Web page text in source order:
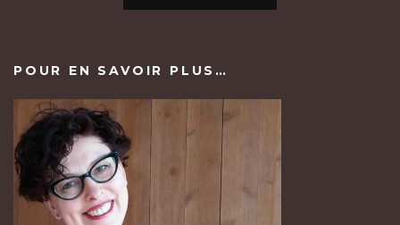
POUR EN SAVOIR PLUS…